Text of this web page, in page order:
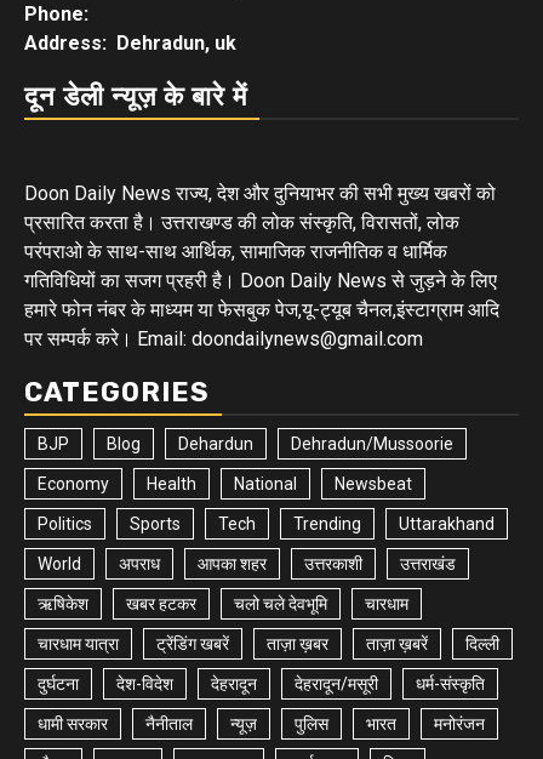
Phone:
Address: Dehradun, uk
दून डेली न्यूज़ के बारे में
Doon Daily News राज्य, देश और दुनियाभर की सभी मुख्य खबरों को
प्रसारित करता है। उत्तराखण्ड की लोक संस्कृति, विरासतों, लोक
परंपराओ के साथ-साथ आर्थिक, सामाजिक राजनीतिक व धार्मिक
गतिविधियों का सजग प्रहरी है। Doon Daily News से जुड़ने के लिए
हमारे फोन नंबर के माध्यम या फेसबुक पेज,यू-ट्यूब चैनल,इंस्टाग्राम आदि
पर सम्पर्क करे। Email: doondailynews@gmail.com
CATEGORIES
BJP Blog Dehardun Dehradun/Mussoorie
Economy Health National Newsbeat
Politics Sports Tech Trending Uttarakhand
World अपराध आपका शहर उत्तरकाशी उत्तराखंड
ऋषिकेश खबर हटकर चलो चले देवभूमि चारधाम
चारधाम यात्रा ट्रेंडिंग खबरें ताज़ा ख़बर ताज़ा ख़बरें दिल्ली
दुर्घटना देश-विदेश देहरादून देहरादून/मसूरी धर्म-संस्कृति
धामी सरकार नैनीताल न्यूज़ पुलिस भारत मनोरंजन